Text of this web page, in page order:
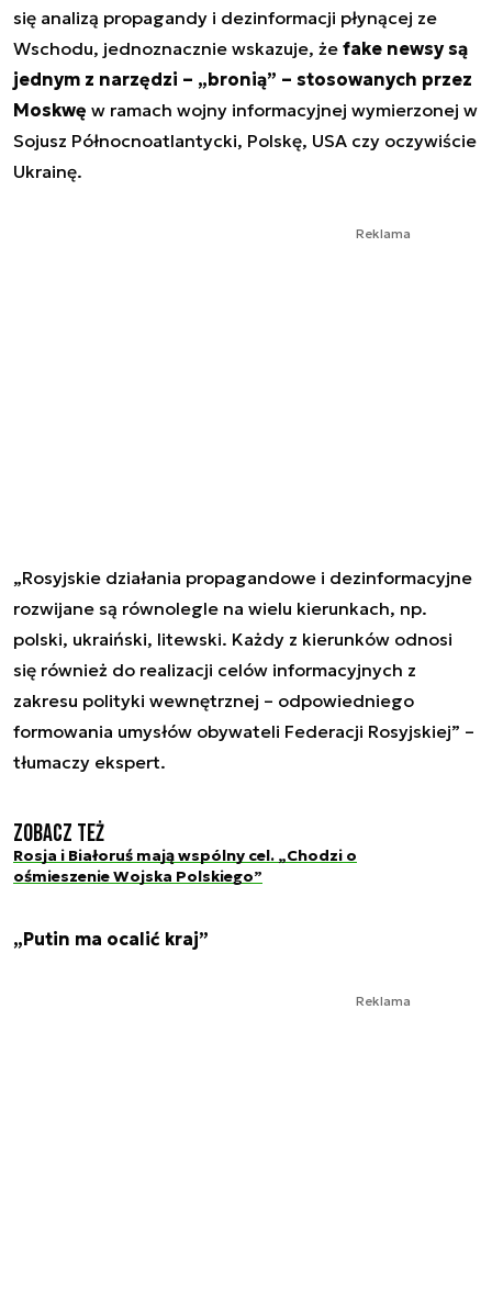
się analizą propagandy i dezinformacji płynącej ze
Wschodu, jednoznacznie wskazuje, że fake newsy są
jednym z narzędzi – „bronią” – stosowanych przez
Moskwę w ramach wojny informacyjnej wymierzonej w
Sojusz Północnoatlantycki, Polskę, USA czy oczywiście
Ukrainę.
Reklama
„Rosyjskie działania propagandowe i dezinformacyjne
rozwijane są równolegle na wielu kierunkach, np.
polski, ukraiński, litewski. Każdy z kierunków odnosi
się również do realizacji celów informacyjnych z
zakresu polityki wewnętrznej – odpowiedniego
formowania umysłów obywateli Federacji Rosyjskiej” –
tłumaczy ekspert.
Zobacz też
Rosja i Białoruś mają wspólny cel. „Chodzi o
ośmieszenie Wojska Polskiego”
„Putin ma ocalić kraj”
Reklama